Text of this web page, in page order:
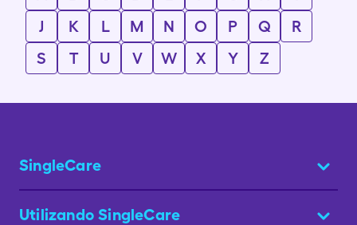
J
K L M N O P Q
R
S
T U V W X Y Z
SingleCare
Utilizando SingleCare